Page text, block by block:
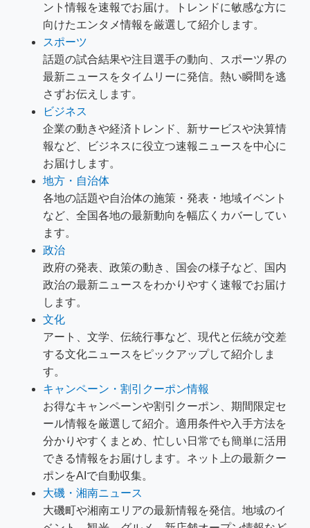
ント情報を速報でお届け。トレンドに敏感な方に
向けたエンタメ情報を厳選して紹介します。
スポーツ
話題の試合結果や注目選手の動向、スポーツ界の
最新ニュースをタイムリーに発信。熱い瞬間を逃
さずお伝えします。
ビジネス
企業の動きや経済トレンド、新サービスや決算情
報など、ビジネスに役立つ速報ニュースを中心に
お届けします。
地方・自治体
各地の話題や自治体の施策・発表・地域イベント
など、全国各地の最新動向を幅広くカバーしてい
ます。
政治
政府の発表、政策の動き、国会の様子など、国内
政治の最新ニュースをわかりやすく速報でお届け
します。
文化
アート、文学、伝統行事など、現代と伝統が交差
する文化ニュースをピックアップして紹介しま
す。
キャンペーン・割引クーポン情報
お得なキャンペーンや割引クーポン、期間限定セ
ール情報を厳選して紹介。適用条件や入手方法を
分かりやすくまとめ、忙しい日常でも簡単に活用
できる情報をお届けします。ネット上の最新クー
ポンをAIで自動収集。
大磯・湘南ニュース
大磯町や湘南エリアの最新情報を発信。地域のイ